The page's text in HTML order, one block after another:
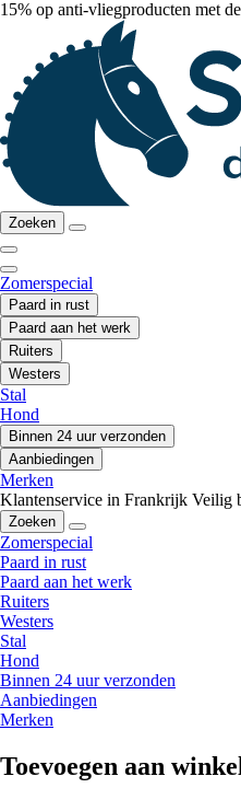
15% op anti-vliegproducten met
Zoeken
Zomerspecial
Paard in rust
Paard aan het werk
Ruiters
Westers
Stal
Hond
Binnen 24 uur verzonden
Aanbiedingen
Merken
Klantenservice in Frankrijk Veilig
Zoeken
Zomerspecial
Paard in rust
Paard aan het werk
Ruiters
Westers
Stal
Hond
Binnen 24 uur verzonden
Aanbiedingen
Merken
Toevoegen aan